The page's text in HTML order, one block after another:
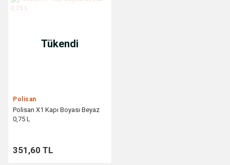
Tükendi
Polisan
Polisan X1 Kapı Boyası Beyaz
0,75 L
351,60 TL